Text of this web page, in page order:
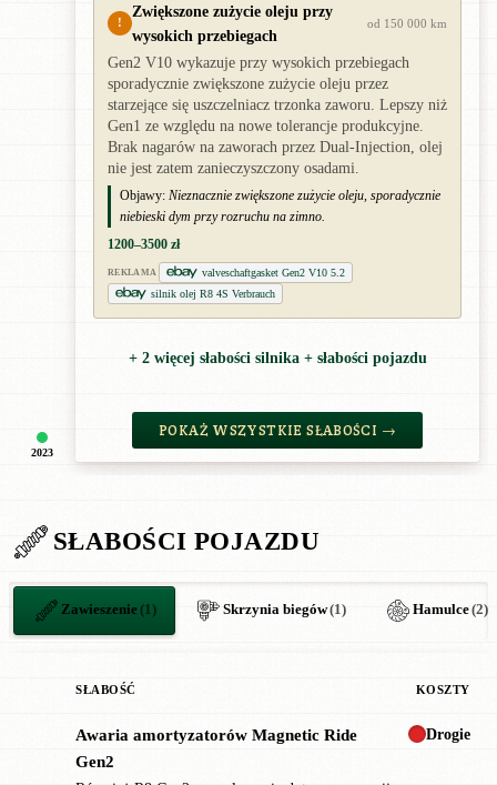
2023
!
Zwiększone zużycie oleju przy
wysokich przebiegach
od 150 000 km
Gen2 V10 wykazuje przy wysokich przebiegach
sporadycznie zwiększone zużycie oleju przez
starzejące się uszczelniacz trzonka zaworu. Lepszy niż
Gen1 ze względu na nowe tolerancje produkcyjne.
Brak nagarów na zaworach przez Dual-Injection, olej
nie jest zatem zanieczyszczony osadami.
Objawy: Nieznacznie zwiększone zużycie oleju, sporadycznie
niebieski dym przy rozruchu na zimno.
1200–3500 zł
REKLAMA
valveschaftgasket Gen2 V10 5.2
silnik olej R8 4S Verbrauch
+ 2 więcej słabości silnika + słabości pojazdu
POKAŻ WSZYSTKIE SŁABOŚCI →
SŁABOŚCI POJAZDU
Zawieszenie(1) Skrzynia biegów(1) Hamulce(2)
SŁABOŚĆ KOSZTY
Awaria amortyzatorów Magnetic Ride
Gen2
Drogie